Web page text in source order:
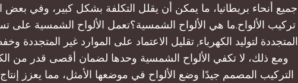
جميع أنحاء بريطانيا، ما يمكن أن يقلل التكلفة بشكل كبير، وفي
تركيب الألواح.ما هي الألواح الشمسية؟تعمل الألواح الشمسية
المتجددة لتوليد الكهرباء, تقليل الاعتماد على الموارد غير المتجددة
ومع ذلك، لا تكفي الألواح الشمسية وحدها لضمان أقصى قدر من
التركيب المصمم جيدًا وضع الألواح في موضعها الأمثل، مما يعزز إنتاج